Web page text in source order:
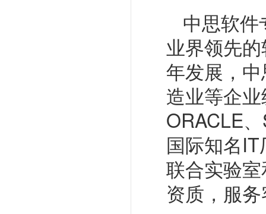
中思软
业界领先
年发展，
造业等企
ORACLE
国际知名
联合实验
资质，服